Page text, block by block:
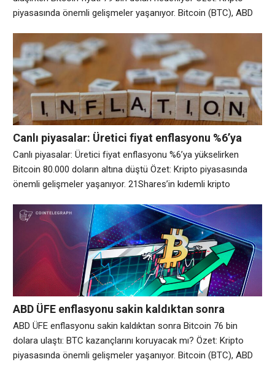
piyasasında önemli gelişmeler yaşanıyor. Bitcoin (BTC), ABD
Çarşamba günkü Wall Street açılışında 80.000 doların altına
düştü. Önemli noktalar: TradingView’den elde edilen veriler,
Üretici Fiyat Endeksi’nin (ÜFE) Nisan sürümüyle birlikte 79.500
dolara
Canlı piyasalar: Üretici fiyat enflasyonu %6’ya
yükselirken Bitcoin 80.000 doların altına düştü
Canlı piyasalar: Üretici fiyat enflasyonu %6’ya yükselirken
Bitcoin 80.000 doların altına düştü Özet: Kripto piyasasında
önemli gelişmeler yaşanıyor. 21Shares’in kıdemli kripto
İran’daki çatışmaya bağlı olarak artan makro baskıyı
yansıttığını söyledi ancak Bitcoin’in 80.000 doların üzerinde
tutunma yeteneğinin yatırımcılar için önemli bir sinyal olmaya
devam ettiğini belirtti. Mena, 80.000
ABD ÜFE enflasyonu sakin kaldıktan sonra
Bitcoin 76 bin dolara ulaştı: BTC kazançlarını
koruyacak mı?
ABD ÜFE enflasyonu sakin kaldıktan sonra Bitcoin 76 bin
dolara ulaştı: BTC kazançlarını koruyacak mı? Özet: Kripto
piyasasında önemli gelişmeler yaşanıyor. Bitcoin (BTC), ABD